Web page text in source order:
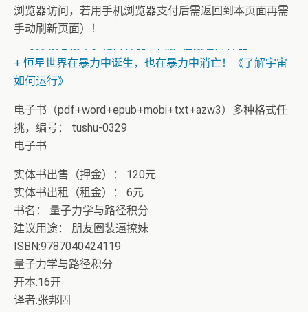
浏览器访问，若用手机浏览器支付后需返回到本页面再需
手动刷新页面）！
+ 【真·核心技术】搜片神器+下载+在线看片神器
+ 恒星世界在暴力中诞生，也在暴力中消亡！《了解宇宙
如何运行》
+ 恭喜IP为180.201.1.217的网友为电子书籍《动力电池管
理系统核心算法》众筹一次！
电子书（pdf+word+epub+mobi+txt+azw3）多种格式任
挑，编号： tushu-0329
电子书
实体书出售（押金）： 120元
实体书出租（租金）： 6元
书名： 量子力学与路径积分
建议用途： 朋友圈装逼撩妹
ISBN:9787040424119
量子力学与路径积分
开本:16开
译者:张邦固